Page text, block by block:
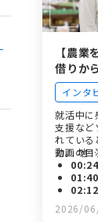
【農
借りか
佐世保
若手職
インタ
就活中に
支援など
れている
力。 地…
動画の目
00:24
01:40
02:12
んだ
02:38
2026/